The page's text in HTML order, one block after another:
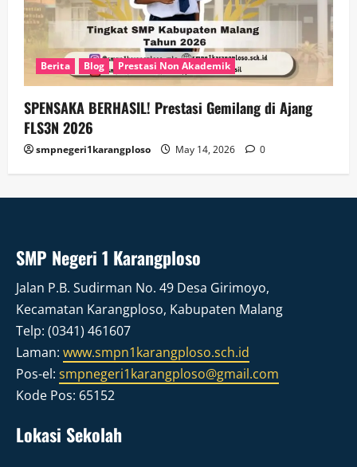
Berita Blog Prestasi Non Akademik
SPENSAKA BERHASIL! Prestasi Gemilang di Ajang
FLS3N 2026
smpnegeri1karangploso May 14, 2026 0
SMP Negeri 1 Karangploso
Jalan P.B. Sudirman No. 49 Desa Girimoyo,
Kecamatan Karangploso, Kabupaten Malang
Telp: (0341) 461607
Laman: www.smpn1karangploso.sch.id
Pos-el: smpnegeri1karangploso@gmail.com
Kode Pos: 65152
Lokasi Sekolah